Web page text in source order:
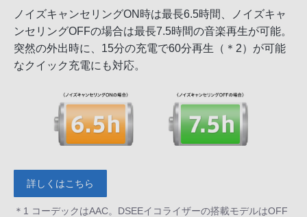
ノイズキャンセリングON時は最長6.5時間、ノイズキャ
ンセリングOFFの場合は最長7.5時間の音楽再生が可能。
突然の外出時に、15分の充電で60分再生（＊2）が可能
なクイック充電にも対応。
詳しくはこちら
＊1 コーデックはAAC。DSEEイコライザーの搭載モデルはOFF